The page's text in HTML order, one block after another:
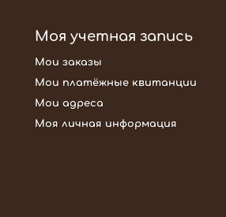
Моя учетная запись
Мои заказы
Мои платёжные квитанции
Мои адреса
Моя личная информация